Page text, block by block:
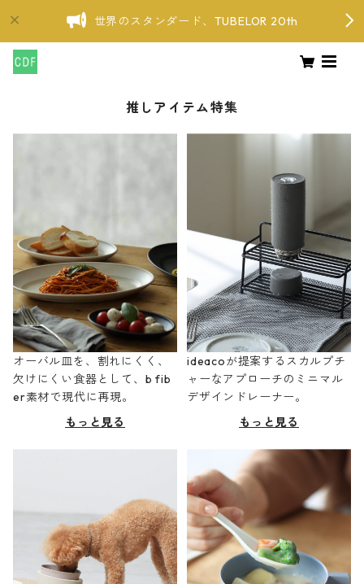
世界のスタンダード、TUBELOR 20th
推しアイテム特集
オーバル皿を、割れにくく、
欠けにくい食器として、b fib
er素材で現代に再現。
もっと見る
ideacoが提案するスカルプチ
ャーなアプローチのミニマル
デザインドレーナー。
もっと見る